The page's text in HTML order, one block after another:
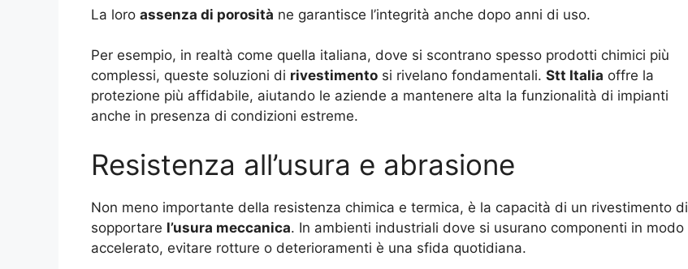
La loro assenza di porosità ne garantisce l’integrità anche dopo anni di uso.
Per esempio, in realtà come quella italiana, dove si scontrano spesso prodotti chimici più
complessi, queste soluzioni di rivestimento si rivelano fondamentali. Stt Italia offre la
protezione più affidabile, aiutando le aziende a mantenere alta la funzionalità di impianti
anche in presenza di condizioni estreme.
Resistenza all’usura e abrasione
Non meno importante della resistenza chimica e termica, è la capacità di un rivestimento di
sopportare l’usura meccanica. In ambienti industriali dove si usurano componenti in modo
accelerato, evitare rotture o deterioramenti è una sfida quotidiana.